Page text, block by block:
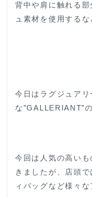
背中や肩に触れる
ュ素材を使用する
今日はラグジュアリ
な”GALLERIANT”
今回は人気の高い
きましたが、店頭
ィバッグなど様々